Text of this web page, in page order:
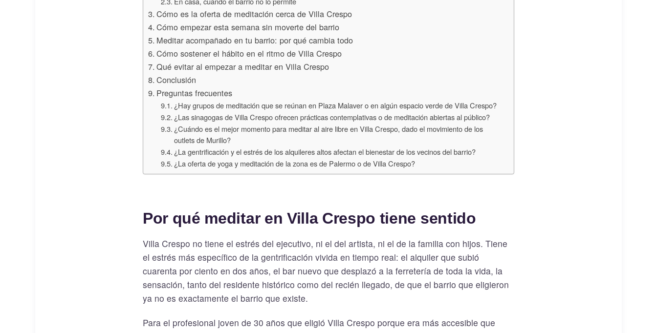
Cómo es la oferta de meditación cerca de Villa Crespo
Cómo empezar esta semana sin moverte del barrio
Meditar acompañado en tu barrio: por qué cambia todo
Cómo sostener el hábito en el ritmo de Villa Crespo
Qué evitar al empezar a meditar en Villa Crespo
Conclusión
Preguntas frecuentes
¿Hay grupos de meditación que se reúnan en Plaza Malaver o en algún espacio verde de Villa Crespo?
¿Las sinagogas de Villa Crespo ofrecen prácticas contemplativas o de meditación abiertas al público?
¿Cuándo es el mejor momento para meditar al aire libre en Villa Crespo, dado el movimiento de los
outlets de Murillo?
¿La gentrificación y el estrés de los alquileres altos afectan el bienestar de los vecinos del barrio?
¿La oferta de yoga y meditación de la zona es de Palermo o de Villa Crespo?
Por qué meditar en Villa Crespo tiene sentido
Villa Crespo no tiene el estrés del ejecutivo, ni el del artista, ni el de la familia con hijos. Tiene
el estrés más específico de la gentrificación vivida en tiempo real: el alquiler que subió
cuarenta por ciento en dos años, el bar nuevo que desplazó a la ferretería de toda la vida, la
sensación, tanto del residente histórico como del recién llegado, de que el barrio que eligieron
ya no es exactamente el barrio que existe.
Para el profesional joven de 30 años que eligió Villa Crespo porque era más accesible que